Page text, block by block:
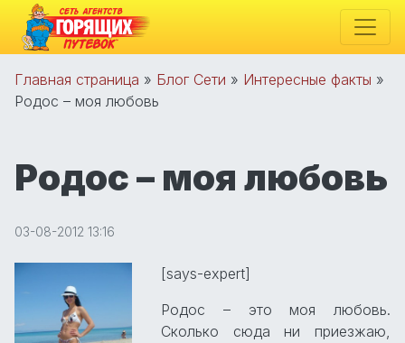
Главная страница » Блог Сети » Интересные факты »
Родос – моя любовь
Родос – моя любовь
03-08-2012 13:16
[says-expert]
Родос – это моя любовь.
Сколько сюда ни приезжаю,